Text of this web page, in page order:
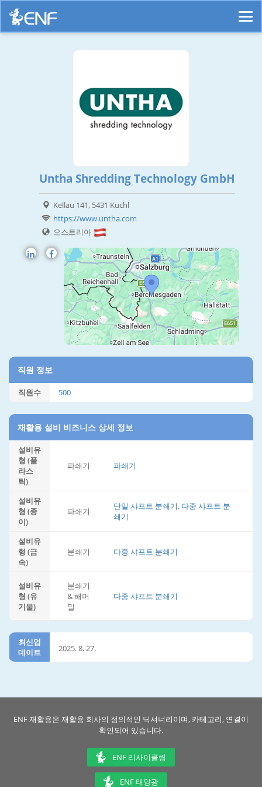
Untha Shredding Technology GmbH
Kellau 141, 5431 Kuchl
https://www.untha.com
오스트리아
직원 정보
직원수 500
재활용 설비 비즈니스 상세 정보
설비유
형 (플
라스
틱)
파쇄기 파쇄기
설비유
형 (종
이)
파쇄기
단일 샤프트 분쇄기, 다중 샤프트 분
쇄기
설비유
형 (금
속)
분쇄기 다중 샤프트 분쇄기
설비유
형 (유
기물)
분쇄기
& 해머
밀
다중 샤프트 분쇄기
최신업
데이트
2025. 8. 27.
ENF 재활용은 재활용 회사의 정의적인 딕셔너리이며, 카테고리, 연결이
확인되어 있습니다.
ENF 리사이클링
ENF 태양광